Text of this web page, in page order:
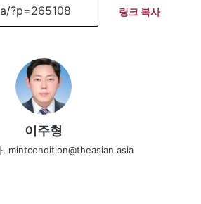
링크 복사
이주형
, mintcondition@theasian.asia